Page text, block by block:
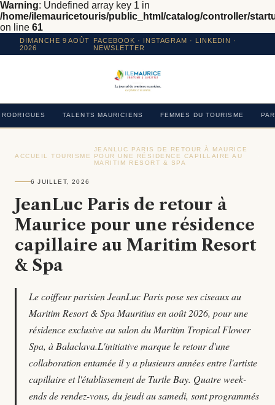
Warning: Undefined array key 1 in
/home/ilemauricetouris/public_html/catalog/controller/
on line 61
DIMANCHE 9 AOÛT
2026
FACEBOOK · INSTAGRAM · LINKEDIN ·
NEWSLETTER
RODRIGUES TALENTS MAURICIENS FEMMES DU TOURISME
ACCUEIL ›TOURISME
JEANLUC PARIS DE RETOUR À MAURICE
POUR UNE RÉSIDENCE CAPILLAIRE AU
MARITIM RESORT & SPA
6 JUILLET, 2026
JeanLuc Paris de retour à
Maurice pour une résidence
capillaire au Maritim Resort
& Spa
Le coiffeur parisien JeanLuc Paris pose ses ciseaux au
Maritim Resort & Spa Mauritius en août 2026, pour une
résidence exclusive au salon du Maritim Tropical Flower
Spa, à Balaclava.L'initiative marque le retour d'une
collaboration entamée il y a plusieurs années entre l'artiste
capillaire et l'établissement de Turtle Bay. Quatre week-
ends de rendez-vous, du jeudi au samedi, sont programmés